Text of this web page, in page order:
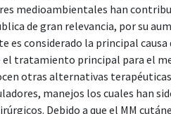
medioambientales han
de gran relevancia, por su
considerado la principal causa
el tratamiento principal para el
otras alternativas
manejos los cuales han
Debido a que el MM